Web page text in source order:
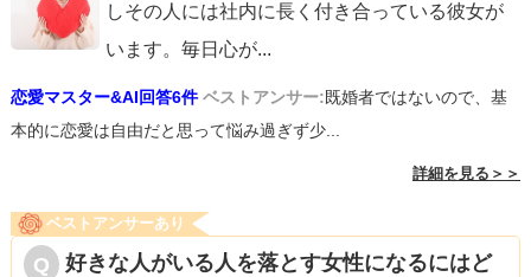
しその人には社内に長く付き合っている彼女が
います。毎日心が...
恋愛マスター&AI回答6件 ベストアンサー:既婚者ではないので、基
本的に恋愛は自由だと思って悩み過ぎず少...
詳細を見る＞＞
ベストアンサーあり
好きな人がいる人を落とす女性になるにはど